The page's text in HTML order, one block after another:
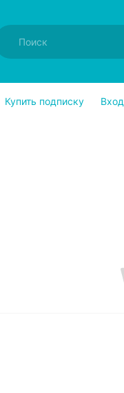
Купить подписку Вход